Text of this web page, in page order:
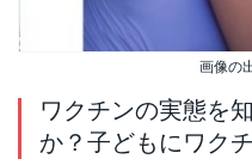
画像の
ワクチンの実態を
か？子どもにワク